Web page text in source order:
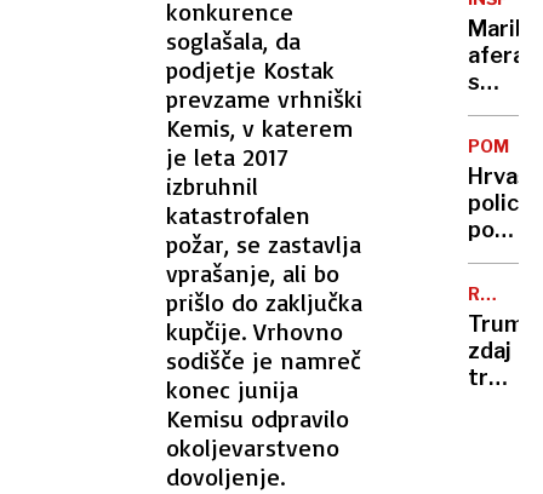
konkurence
soglašala, da
podjetje Kostak
prevzame vrhniški
Kemis, v katerem
je leta 2017
izbruhnil
katastrofalen
požar, se zastavlja
vprašanje, ali bo
prišlo do zaključka
kupčije. Vrhovno
sodišče je namreč
konec junija
Kemisu odpravilo
okoljevarstveno
dovoljenje.
bo
»Ljudje
so
bolj
domači
in te
kot
afera
s
psi:
Ob
bi
bila
gospa
še
živa!
POMOČ
utrl
pot
do
RAZDOR
V
MAGA
Trump
zdaj
trdi,